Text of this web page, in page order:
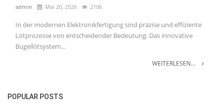
admin Mai 20, 2026 2106
In der modernen Elektronikfertigung sind präzise und effiziente
Lötprozesse von entscheidender Bedeutung. Das innovative
Bügellötsystem...
WEITERLESEN...
POPULAR POSTS